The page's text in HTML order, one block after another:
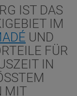
IST DAS
IM
UND
FÜR
IN
S
U